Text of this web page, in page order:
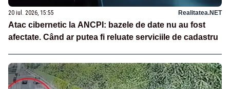
20 iul. 2026, 15:55 Realitatea.NET
Atac cibernetic la ANCPI: bazele de date nu au fost
afectate. Când ar putea fi reluate serviciile de cadastru